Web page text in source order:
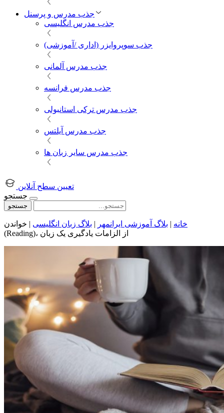
جذب مدرس و پرسنل
جذب مدرس انگلیسی
جذب سوپروایزر (اداری /آموزشی)
جذب مدرس آلمانی
جذب مدرس فرانسه
جذب مدرس ترکی استانبولی
جذب مدرس آیلتس
جذب مدرس سایر زبان ها
تعیین سطح آنلاین
جستجو
جستجو
خانه | بلاگ آموزشی ایرانمهر | بلاگ زبان انگلیسی | خواندن
(Reading)، از الزامات یادگیری یک زبان